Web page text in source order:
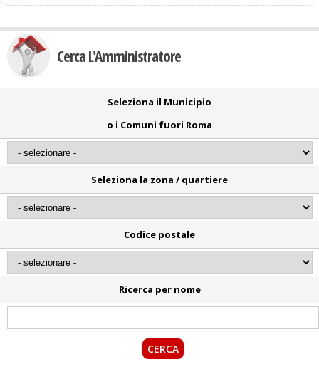
Cerca L'Amministratore
Seleziona il Municipio
o i Comuni fuori Roma
Seleziona la zona / quartiere
Codice postale
Ricerca per nome